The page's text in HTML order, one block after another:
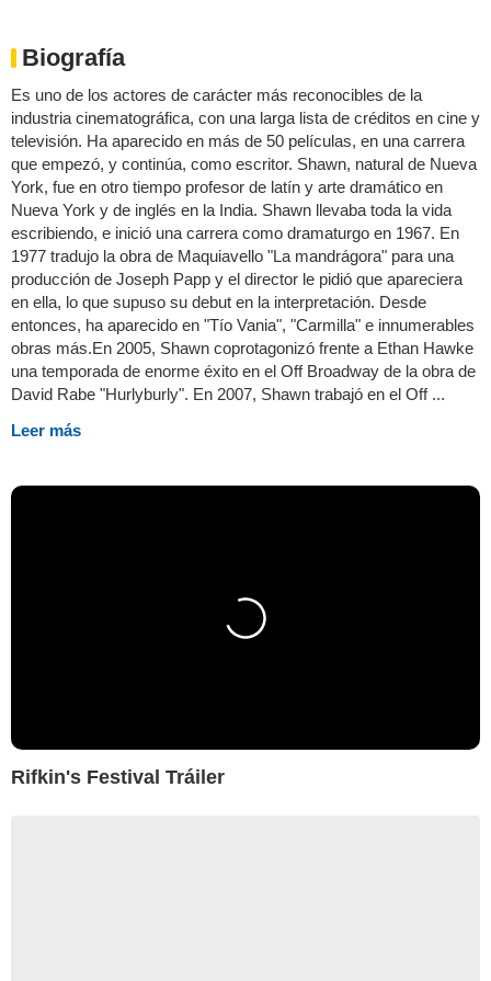
Biografía
Es uno de los actores de carácter más reconocibles de la
industria cinematográfica, con una larga lista de créditos en cine y
televisión. Ha aparecido en más de 50 películas, en una carrera
que empezó, y continúa, como escritor. Shawn, natural de Nueva
York, fue en otro tiempo profesor de latín y arte dramático en
Nueva York y de inglés en la India. Shawn llevaba toda la vida
escribiendo, e inició una carrera como dramaturgo en 1967. En
1977 tradujo la obra de Maquiavello "La mandrágora" para una
producción de Joseph Papp y el director le pidió que apareciera
en ella, lo que supuso su debut en la interpretación. Desde
entonces, ha aparecido en "Tío Vania", "Carmilla" e innumerables
obras más.En 2005, Shawn coprotagonizó frente a Ethan Hawke
una temporada de enorme éxito en el Off Broadway de la obra de
David Rabe "Hurlyburly". En 2007, Shawn trabajó en el Off ...
Leer más
Rifkin's Festival Tráiler